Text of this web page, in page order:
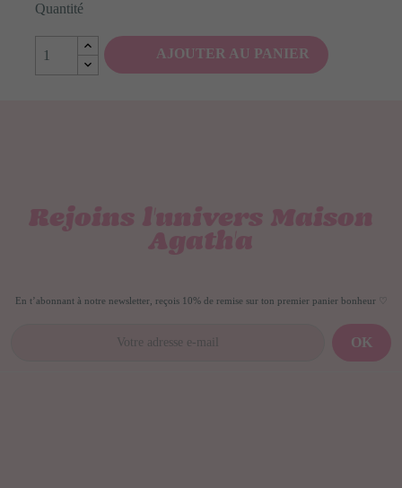
Quantité
AJOUTER AU PANIER
Rejoins l'univers Maison
Agath'a
En t’abonnant à notre newsletter, reçois 10% de remise sur ton premier panier bonheur ♡